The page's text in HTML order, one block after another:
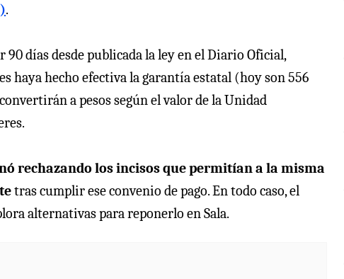
.
días desde publicada la ley en el Diario Oficial,
haya hecho efectiva la garantía estatal (hoy son 556
a pesos según el valor de la Unidad
rechazando los incisos que permitían a la misma
tras cumplir ese convenio de pago. En todo caso, el
alternativas para reponerlo en Sala.